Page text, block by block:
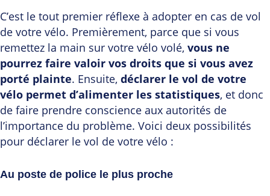
C’est le tout premier réflexe à adopter en cas de vol
de votre vélo. Premièrement, parce que si vous
remettez la main sur votre vélo volé, vous ne
pourrez faire valoir vos droits que si vous avez
porté plainte. Ensuite, déclarer le vol de votre
vélo permet d’alimenter les statistiques, et donc
de faire prendre conscience aux autorités de
l’importance du problème. Voici deux possibilités
pour déclarer le vol de votre vélo :
Au poste de police le plus proche